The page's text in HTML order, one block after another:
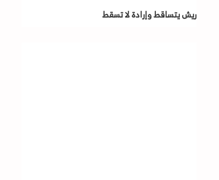
ريش يتساقط وإرادة لا تسقط